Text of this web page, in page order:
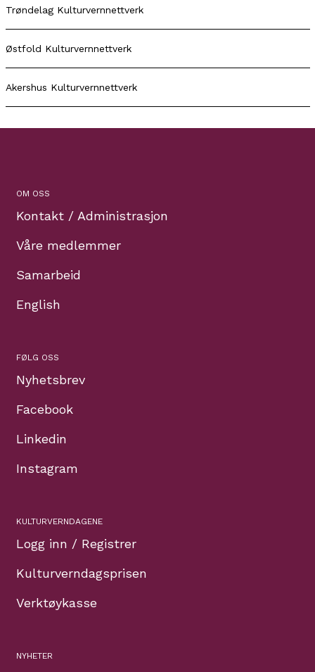
Trøndelag Kulturvernnettverk
Østfold Kulturvernnettverk
Akershus Kulturvernnettverk
OM OSS
Kontakt / Administrasjon
Våre medlemmer
Samarbeid
English
FØLG OSS
Nyhetsbrev
Facebook
Linkedin
Instagram
KULTURVERNDAGENE
Logg inn / Registrer
Kulturverndagsprisen
Verktøykasse
NYHETER